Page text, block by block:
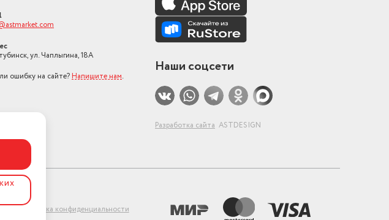
ул. Чаплыгина, 18А
ошибку на сайте? Напишите нам.
Наши соцсети
Разработка сайта ASTDESIGN
Политика конфиденциальности